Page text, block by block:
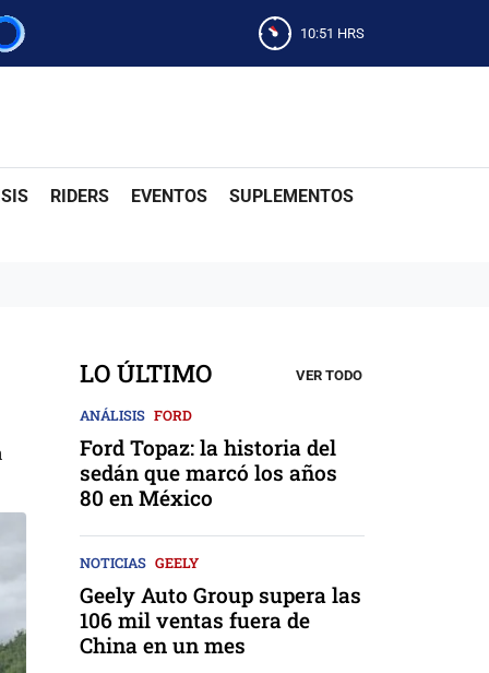
10:51 HRS
RIDERS EVENTOS SUPLEMENTOS
LO ÚLTIMO VER TODO
ANÁLISIS FORD
Ford Topaz: la historia del
sedán que marcó los años
80 en México
NOTICIAS GEELY
Geely Auto Group supera las
106 mil ventas fuera de
China en un mes